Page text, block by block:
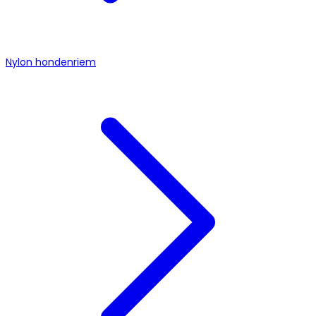
Nylon hondenriem